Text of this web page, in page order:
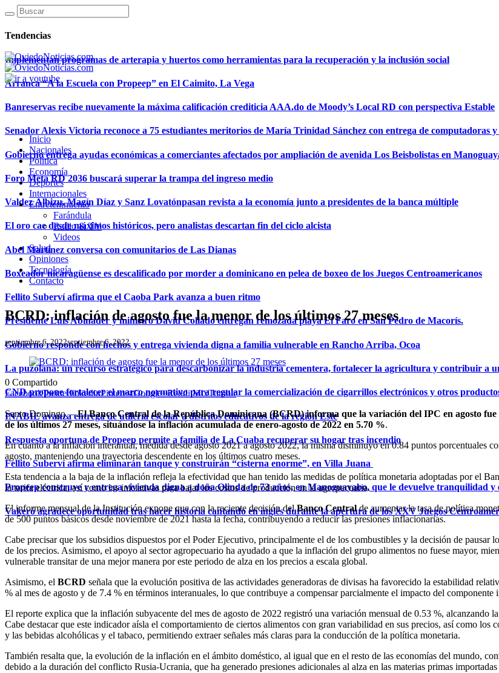
Tendencias
Implementan programas de arterapia y huertos como herramientas para la recuperación y la inclusión social
Arranca “A la Escuela con Propeep” en El Caimito, La Vega
Banreservas recibe nuevamente la máxima calificación crediticia AAA.do de Moody’s Local RD con perspectiva Estable
Senador Alexis Victoria reconoce a 75 estudiantes meritorios de María Trinidad Sánchez con entrega de computadoras y
Gobierno entrega ayudas económicas a comerciantes afectados por ampliación de avenida Los Beisbolistas en
Foro Meta RD 2036 buscará superar la trampa del ingreso medio
Valdez Albizu, Magín Díaz y Sanz Lovatónpasan revista a la economía junto a presidentes de la banca múltiple
El oro cae desde máximos históricos, pero analistas descartan fin del ciclo alcista
Abel Martínez conversa con comunitarios de Las Dianas
Boxeador nicaragüense es descalificado por morder a dominicano en pelea de boxeo de los Juegos Centroamericanos
Fellito Suberví afirma que el Caoba Park avanza a buen ritmo
Presidente Luis Abinader y ministro David Collado entregan remozada playa El Faro en San Pedro de Macorís.
Gobierno responde con hechos y entrega vivienda digna a familia vulnerable en Rancho Arriba, Ocoa
La puzolana: un recurso estratégico para descarbonizar la industria cementera, fortalecer la agricultura y contribuir a
CND propone fortalecer el marco normativo para regular la comercialización de cigarrillos electrónicos y otros
INABIE avanza entrega de utilería escolar a distritos educativos de la región Este
Respuesta oportuna de Propeep permite a familia de La Cuaba recuperar su hogar tras incendio
Fellito Suberví afirma eliminarán tanque y construirán “cisterna enorme”, en Villa Juana
Propeep construye y entrega vivienda digna a doña Olinda de 73 años, en Manoguayabo, que le devuelve tranquilidad y
Vakeró agradece oportunidad tras hacer historia cantando en inglés durante la apertura de los XXV Juegos
Inicio
Nacionales
Política
Economía
Deportes
Internacionales
Entretenimiento
Farándula
Radio & TV
Videos
Salud
Opiniones
Tecnología
Contacto
BCRD: inflación de agosto fue la menor de los últimos 27 meses
septiembre 6, 2022septiembre 6, 2022
0 Compartido
FacebookTwitterlinkedinPinterestGoogle+RedditMixTumblr
Santo Domingo. –El Banco Central de la República Dominicana (BCRD) informa que la variación del IPC en agosto
de los últimos 27 meses, situándose la inflación acumulada de enero-agosto de 2022 en 5.70 %.
En cuanto a la inflación interanual, medida desde agosto 2021 a agosto 2022, la misma disminuyó en 0.84 puntos porcentuales
agosto, manteniendo una trayectoria descendente en los últimos cuatro meses.
Esta tendencia a la baja de la inflación refleja la efectividad que han tenido las medidas de política monetaria adoptadas por el
la tarifa eléctrica, así como las iniciativas para bajar los costos de producción en la agropecuaria.
El informe mensual de la Institución expone que con la reciente decisión delBanco Centralde aumentar la tasa de política
de 500 puntos básicos desde noviembre de 2021 hasta la fecha, contribuyendo a reducir las presiones inflacionarias.
Cabe precisar que los subsidios dispuestos por el Poder Ejecutivo, principalmente el de los combustibles y la decisión de
de los precios. Asimismo, el apoyo al sector agropecuario ha ayudado a que la inflación del grupo alimentos no fuese mayor,
vulnerable transitar de una mejor manera por este periodo de alza en los precios a escala global.
Asimismo, el BCRD señala que la evolución positiva de las actividades generadoras de divisas ha favorecido la estabilidad
% al mes de agosto y de 7.4 % en términos interanuales, lo que contribuye a compensar parcialmente el impacto del componente
El reporte explica que la inflación subyacente del mes de agosto de 2022 registró una variación mensual de 0.53 %, alcanzando
Cabe destacar que este indicador aísla el comportamiento de ciertos alimentos con gran variabilidad en sus precios, así como
y las bebidas alcohólicas y el tabaco, permitiendo extraer señales más claras para la conducción de la política monetaria.
También resalta que, la evolución de la inflación en el ámbito doméstico, al igual que en el resto de las economías del mundo,
debido a la duración del conflicto Rusia-Ucrania, que ha generado presiones adicionales al alza en las materias primas